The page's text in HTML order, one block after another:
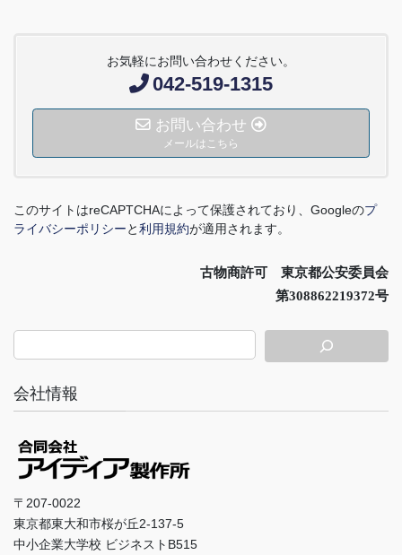
お気軽にお問い合わせください。
042-519-1315
お問い合わせ
メールはこちら
このサイトはreCAPTCHAによって保護されており、 Googleのプ
ライバシーポリシーと利用規約が適用されます。
古物商許可 東京都公安委員会
第308862219372号
会社情報
〒207-0022
東京都東大和市桜が丘2-137-5
中小企業大学校 ビジネストB515